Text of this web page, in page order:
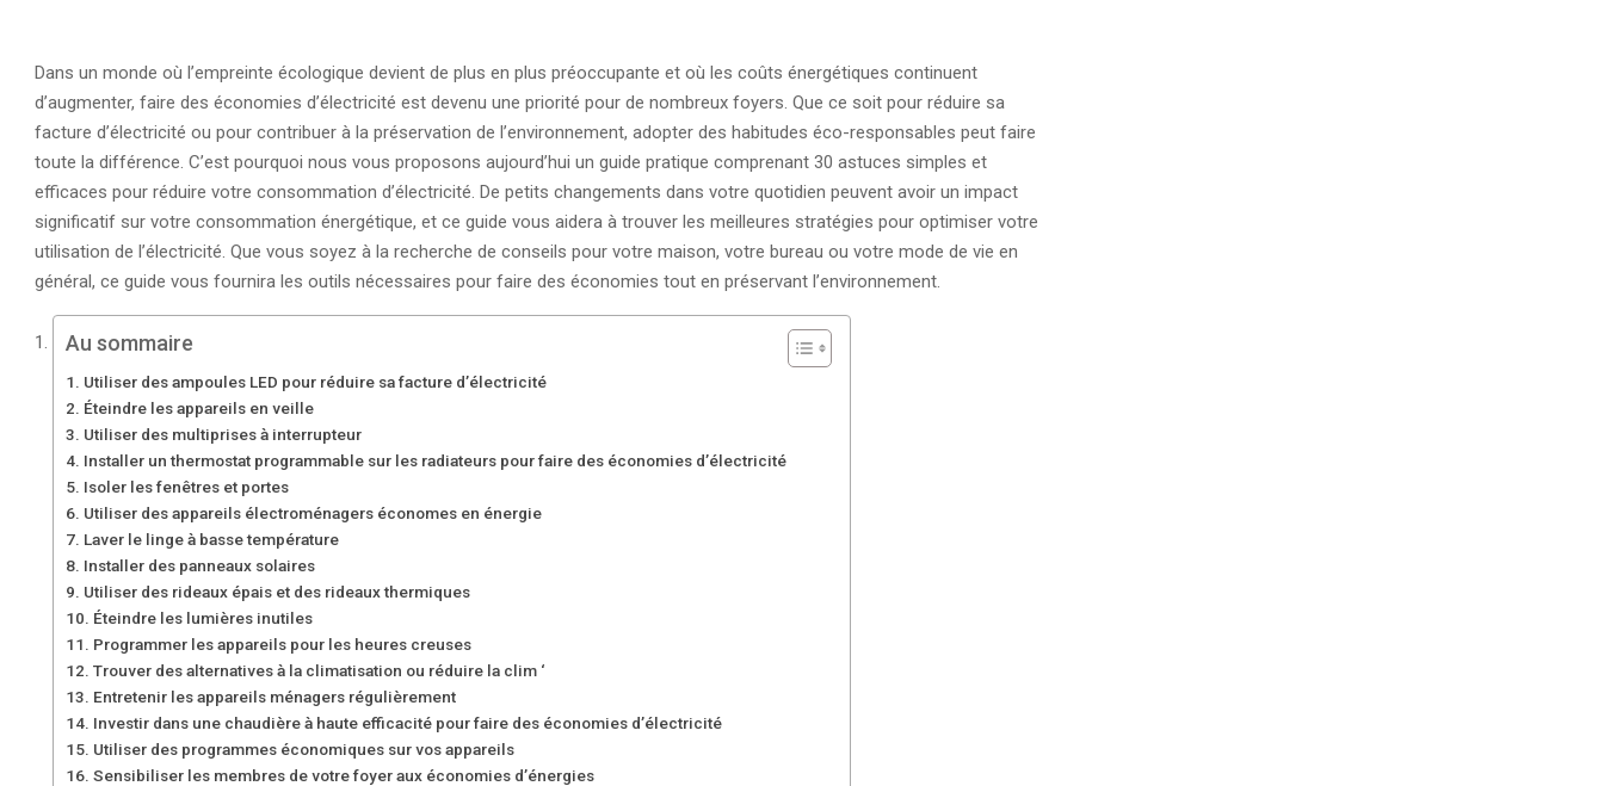
Dans un monde où l’empreinte écologique devient de plus en plus préoccupante et où les coûts énergétiques continuent
d’augmenter, faire des économies d’électricité est devenu une priorité pour de nombreux foyers. Que ce soit pour réduire sa
facture d’électricité ou pour contribuer à la préservation de l’environnement, adopter des habitudes éco-responsables peut faire
toute la différence. C’est pourquoi nous vous proposons aujourd’hui un guide pratique comprenant 30 astuces simples et
efficaces pour réduire votre consommation d’électricité. De petits changements dans votre quotidien peuvent avoir un impact
significatif sur votre consommation énergétique, et ce guide vous aidera à trouver les meilleures stratégies pour optimiser votre
utilisation de l’électricité. Que vous soyez à la recherche de conseils pour votre maison, votre bureau ou votre mode de vie en
général, ce guide vous fournira les outils nécessaires pour faire des économies tout en préservant l’environnement.
Au sommaire
Utiliser des ampoules LED pour réduire sa facture d’électricité
Éteindre les appareils en veille
Utiliser des multiprises à interrupteur
Installer un thermostat programmable sur les radiateurs pour faire des économies d’électricité
Isoler les fenêtres et portes
Utiliser des appareils électroménagers économes en énergie
Laver le linge à basse température
Installer des panneaux solaires
Utiliser des rideaux épais et des rideaux thermiques
Éteindre les lumières inutiles
Programmer les appareils pour les heures creuses
Trouver des alternatives à la climatisation ou réduire la clim ‘
Entretenir les appareils ménagers régulièrement
Investir dans une chaudière à haute efficacité pour faire des économies d’électricité
Utiliser des programmes économiques sur vos appareils
Sensibiliser les membres de votre foyer aux économies d’énergies